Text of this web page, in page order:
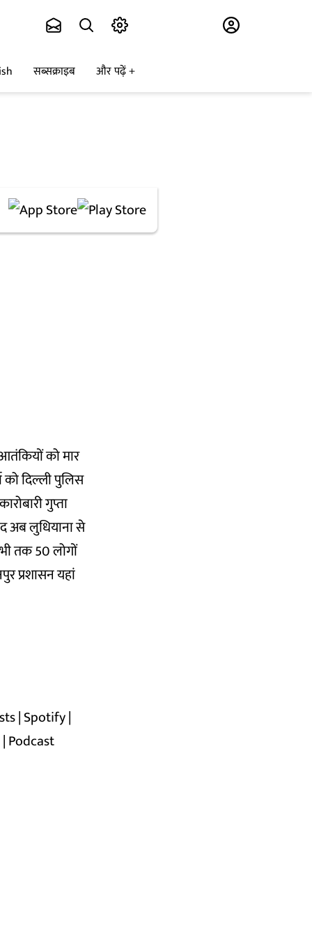
सब्सक्राइब और पढ़ें
को मार
को दिल्ली पुलिस
गुप्ता
अब लुधियाना से
तक 50 लोगों
प्रशासन यहां
|Spotify|
|Podcast